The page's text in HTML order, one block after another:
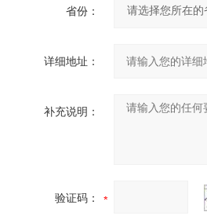
省份：
详细地址：
补充说明：
验证码：